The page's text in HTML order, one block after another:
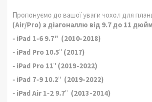
Пропонуємо до вашої уваги чохол для
(Air/Pro) з діагоналлю від 9.7 до 11
- iPad 1-6 9.7" (2010-2018)
- iPad Pro 10.5" (2017)
- iPad Pro 11" (2019-2022)
- iPad 7-9 10.2" (2019-2022)
- iPad Air 1-2 9.7" (2013-2014)